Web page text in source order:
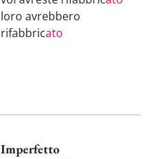
loro avrebbero
rifabbricato
Imperfetto